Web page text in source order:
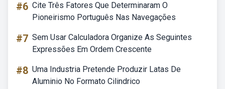
#6 Cite Três Fatores Que Determinaram O
Pioneirismo Português Nas Navegações
#7 Sem Usar Calculadora Organize As Seguintes
Expressões Em Ordem Crescente
#8 Uma Industria Pretende Produzir Latas De
Aluminio No Formato Cilindrico